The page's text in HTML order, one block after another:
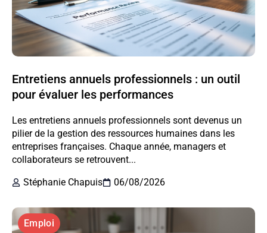
Entretiens annuels professionnels : un outil
pour évaluer les performances
Les entretiens annuels professionnels sont devenus un
pilier de la gestion des ressources humaines dans les
entreprises françaises. Chaque année, managers et
collaborateurs se retrouvent...
Stéphanie Chapuis
06/08/2026
Emploi